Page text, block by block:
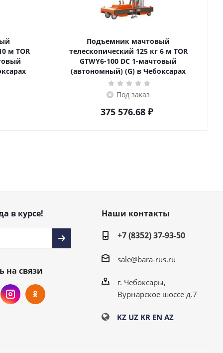
Подъемник мачтовый
телескопический 125 кг 6 м TOR
GTWY6-100 DC 1-мачтовый
(автономный) (G) в Чебоксарах
Под заказ
375 576.68₽
в курсе!
на связи
Наши контакты
+7 (8352) 37-93-50
sale@bara-rus.ru
г. Чебоксары,
Вурнарское шоссе д.7
KZ UZ KR EN AZ